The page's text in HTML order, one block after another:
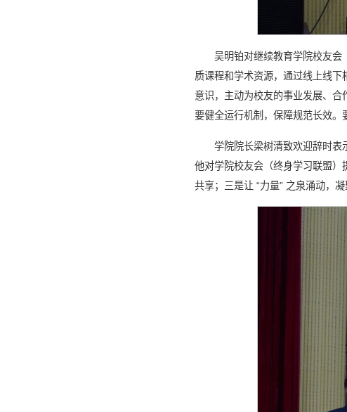
吴明铂对继续教育学院校友会
质课程和学术资源，通过线上线
意识，主动为校友的事业发展、
要健全运行机制，保障规范长效。
学院院长梁树清致欢迎辞时表
他对学院校友会（终身学习联盟）
共享；三是让 “力量” 之泉涌动，